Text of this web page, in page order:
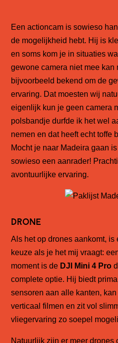
Een actioncam is sowieso
de mogelijkheid hebt. Hij is
en soms kom je in situaties
gewone camera niet mee kan
bijvoorbeeld bekend om de
ervaring. Dat moesten wij
eigenlijk kun je geen camera
polsbandje durfde ik het wel
nemen en dat heeft echt toffe
Mocht je naar Madeira gaan
sowieso een aanrader!
avontuurlijke ervaring.
Drone
Als het op drones aankomt, is
keuze als je het mij vraagt:
moment is de DJI Mini 4 Pro
complete optie. Hij biedt
sensoren aan alle kanten,
verticaal filmen en zit vol
vliegervaring zo soepel
Natuurlijk zijn er meer drones